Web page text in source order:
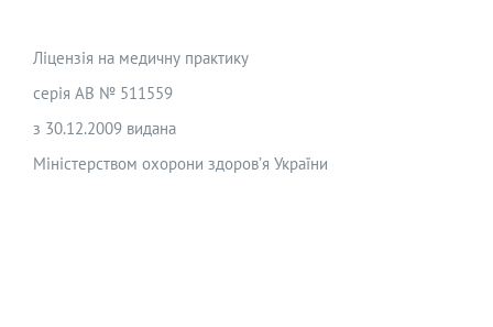
Ліцензія на медичну практику
серія АВ № 511559
з 30.12.2009 видана
Міністерством охорони здоров’я України